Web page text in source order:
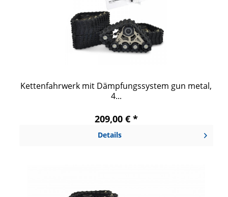
Kettenfahrwerk mit Dämpfungssystem gun metal,
4...
209,00 € *
Details